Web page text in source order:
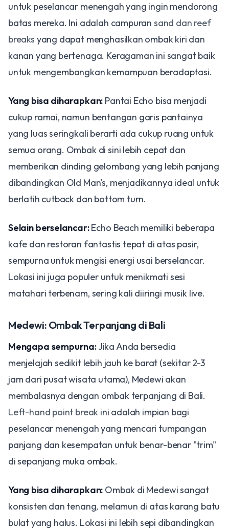
untuk peselancar menengah yang ingin mendorong
batas mereka. Ini adalah campuran sand dan reef
breaks yang dapat menghasilkan ombak kiri dan
kanan yang bertenaga. Keragaman ini sangat baik
untuk mengembangkan kemampuan beradaptasi.
Yang bisa diharapkan: Pantai Echo bisa menjadi
cukup ramai, namun bentangan garis pantainya
yang luas seringkali berarti ada cukup ruang untuk
semua orang. Ombak di sini lebih cepat dan
memberikan dinding gelombang yang lebih panjang
dibandingkan Old Man's, menjadikannya ideal untuk
berlatih cutback dan bottom turn.
Selain berselancar:Echo Beach memiliki beberapa
kafe dan restoran fantastis tepat di atas pasir,
sempurna untuk mengisi energi usai berselancar.
Lokasi ini juga populer untuk menikmati sesi
matahari terbenam, sering kali diiringi musik live.
Medewi: Ombak Terpanjang di Bali
Mengapa sempurna:Jika Anda bersedia
menjelajah sedikit lebih jauh ke barat (sekitar 2-3
jam dari pusat wisata utama), Medewi akan
membalasnya dengan ombak terpanjang di Bali.
Left-hand point break ini adalah impian bagi
peselancar menengah yang mencari tumpangan
panjang dan kesempatan untuk benar-benar "trim"
di sepanjang muka ombak.
Yang bisa diharapkan: Ombak di Medewi sangat
konsisten dan tenang, melamun di atas karang batu
bulat yang halus. Lokasi ini lebih sepi dibandingkan